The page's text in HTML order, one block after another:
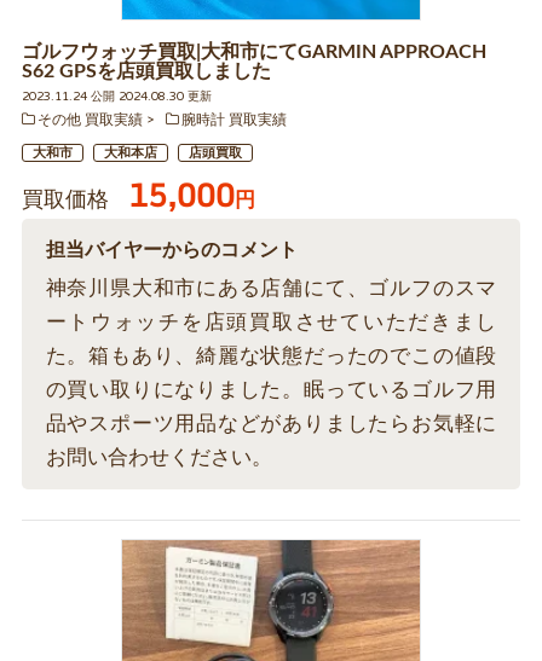
ゴルフウォッチ買取|大和市にてGARMIN APPROACH
S62 GPSを店頭買取しました
2023.11.24 公開 2024.08.30 更新
その他 買取実績
腕時計 買取実績
大和市 大和本店 店頭買取
買取価格 15,000円
担当バイヤーからのコメント
神奈川県大和市にある店舗にて、ゴルフのスマ
ートウォッチを店頭買取させていただきまし
た。箱もあり、綺麗な状態だったのでこの値段
の買い取りになりました。眠っているゴルフ用
品やスポーツ用品などがありましたらお気軽に
お問い合わせください。